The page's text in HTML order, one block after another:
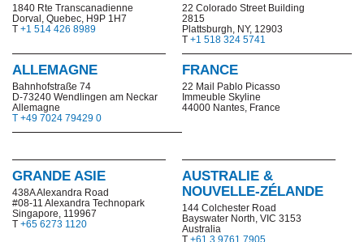
1840 Rte Transcanadienne
Dorval, Quebec, H9P 1H7
T +1 514 426 8989
22 Colorado Street Building
2815
Plattsburgh, NY, 12903
T +1 518 324 5741
ALLEMAGNE
Bahnhofstraße 74
D-73240 Wendlingen am Neckar
Allemagne
T +49 7024 79429 0
FRANCE
22 Mail Pablo Picasso
Immeuble Skyline
44000 Nantes, France
GRANDE ASIE
438A Alexandra Road
#08-11 Alexandra Technopark
Singapore, 119967
T +65 6273 1120
AUSTRALIE &
NOUVELLE-ZÉLANDE
144 Colchester Road
Bayswater North, VIC 3153
Australia
T +61 3 9761 7905